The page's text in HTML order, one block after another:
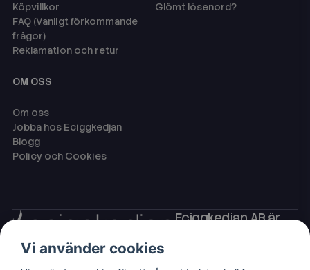
Köpvillkor
FAQ (Vanligt förkommande
frågor)
Reklamation och retur
Glömt lösenord?
OM OSS
Om oss
Jobba hos Eciggkedjan
Blogg
Policy och Cookies
Eciggkedjan AB är
som engångsvape,
Vi använder cookies